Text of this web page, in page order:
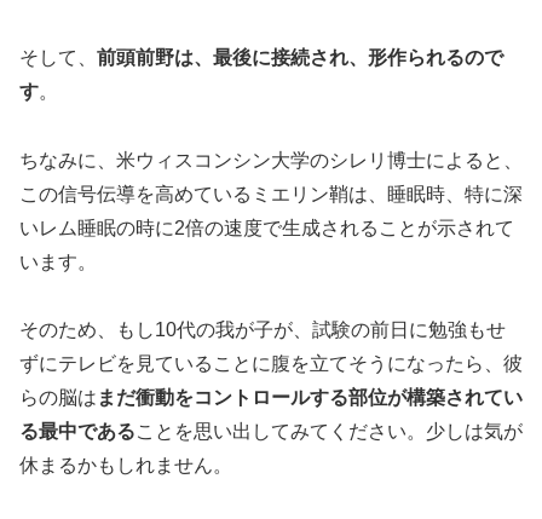
そして、 前頭前野は、最後に接続され、形作られるので
す。
ちなみに、米ウィスコンシン大学のシレリ博士によると、
この信号伝導を高めているミエリン鞘は、睡眠時、特に深
いレム睡眠の時に2倍の速度で生成されることが示されて
います。
そのため、もし10代の我が子が、試験の前日に勉強もせ
ずにテレビを見ていることに腹を立てそうになったら、彼
らの脳は まだ衝動をコントロールする部位が構築されてい
る最中であることを思い出してみてください。少しは気が
休まるかもしれません。